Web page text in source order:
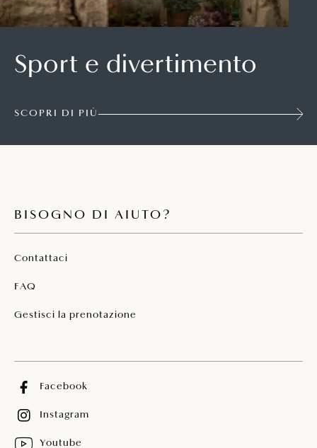
Sport e divertimento
SCOPRI DI PIÙ
BISOGNO DI AIUTO?
Contattaci
FAQ
Gestisci la prenotazione
Facebook
Instagram
Youtube